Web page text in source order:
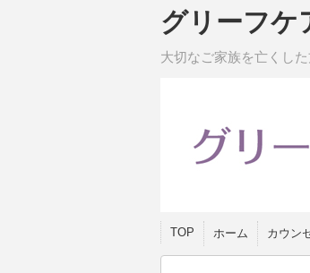
グリーフケ
大切なご家族を亡くし
TOP ホーム カウン